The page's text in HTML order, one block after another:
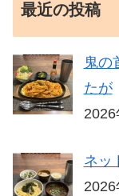
最近の投稿
鬼の
たが
2026
ネッ
2026